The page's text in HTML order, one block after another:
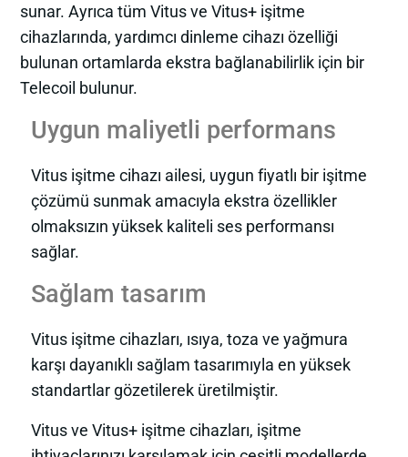
sunar. Ayrıca tüm Vitus ve Vitus+ işitme
cihazlarında, yardımcı dinleme cihazı özelliği
bulunan ortamlarda ekstra bağlanabilirlik için bir
Telecoil bulunur.
Uygun maliyetli performans
Vitus işitme cihazı ailesi, uygun fiyatlı bir işitme
çözümü sunmak amacıyla ekstra özellikler
olmaksızın yüksek kaliteli ses performansı
sağlar.
Sağlam tasarım
Vitus işitme cihazları, ısıya, toza ve yağmura
karşı dayanıklı sağlam tasarımıyla en yüksek
standartlar gözetilerek üretilmiştir.
Vitus ve Vitus+ işitme cihazları, işitme